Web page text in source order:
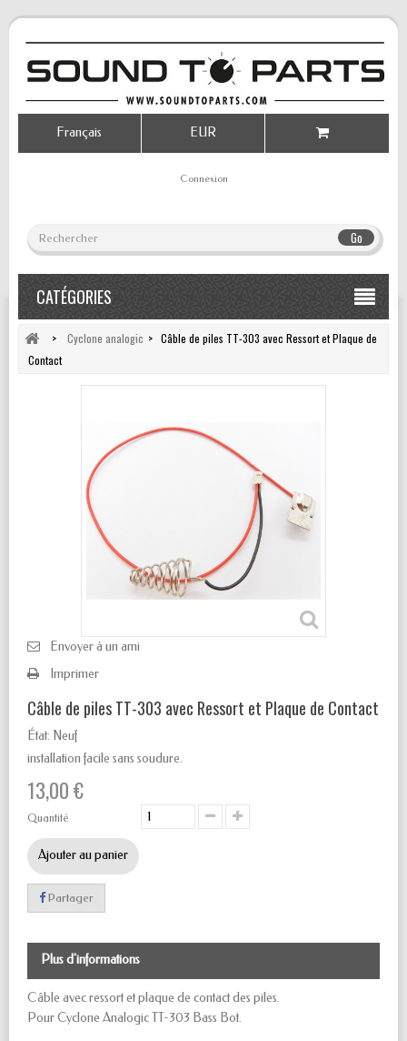
Go
Connexion
EUR
Français
CATÉGORIES
> Cyclone analogic > Câble de piles TT-303 avec Ressort et Plaque de
Contact
Envoyer à un ami
Imprimer
Câble de piles TT-303 avec Ressort et Plaque de Contact
État: Neuf
installation facile sans soudure.
13,00 €
Quantité
Ajouter au panier
Partager
Plus d'informations
Câble avec ressort et plaque de contact des piles.
Pour Cyclone Analogic TT-303 Bass Bot.